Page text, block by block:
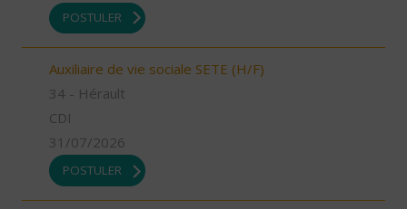
POSTULER
Auxiliaire de vie sociale SETE (H/F)
34 - Hérault
CDI
31/07/2026
POSTULER